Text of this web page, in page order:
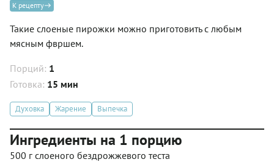
К рецепту
Такие слоеные пирожки можно приготовить с любым
мясным фвршем.
Порций: 1
Готовка: 15 мин
Духовка Жарение Выпечка
Ингредиенты на 1 порцию
500 г слоеного бездрожжевого теста